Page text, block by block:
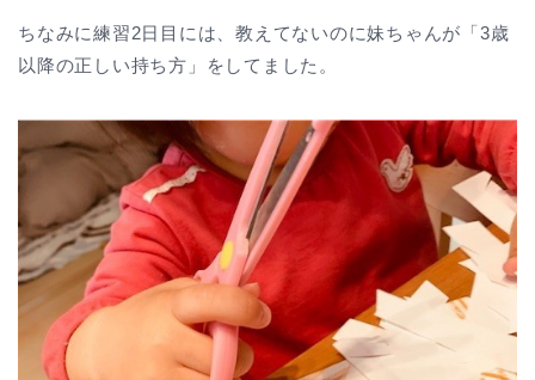
ちなみに練習2日目には、教えてないのに妹ちゃんが「3歳
以降の正しい持ち方」をしてました。